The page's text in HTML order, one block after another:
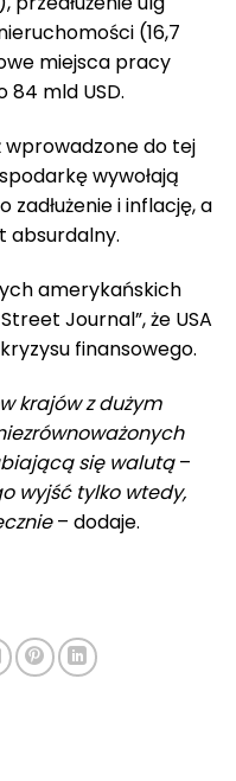
(16,7
miejsca pracy
84 mld USD.
wprowadzone do tej
wywołają
zadłużenie i inflację, a
absurdalny.
amerykańskich
Journal”, że USA
finansowego.
krajów z dużym
się walutą–
wyjść tylko wtedy,
– dodaje.